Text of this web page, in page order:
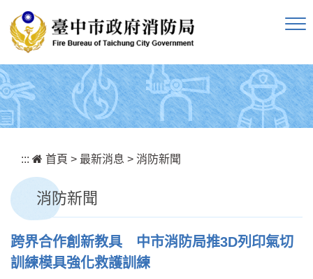
::: 首頁 > 最新消息 > 消防新聞
消防新聞
跨界合作創新教具 中市消防局推3D列印氣切
訓練模具強化救護訓練